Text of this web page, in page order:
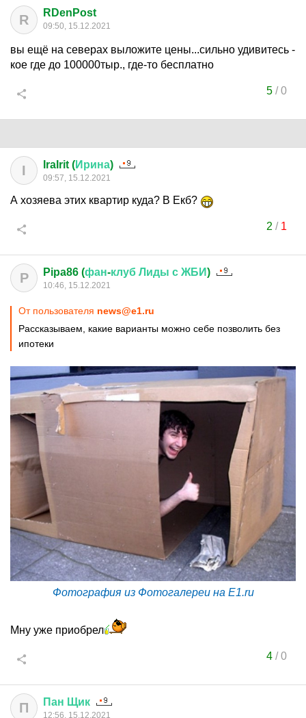
R RDenPost
09:50, 15.12.2021
вы ещё на северах выложите цены...сильно удивитесь -
кое где до 100000тыр., где-то бесплатно
5/0
I IraIrit (Ирина)
09:57, 15.12.2021
А хозяева этих квартир куда? В Екб?
2 / 1
P Pipa86 (фан-клуб Лиды с ЖБИ)
10:46, 15.12.2021
От пользователя news@e1.ru
Рассказываем, какие варианты можно себе позволить без
ипотеки
Фотография из Фотогалереи на E1.ru
Мну уже приобрел
4/0
П Пан Щик
12:56, 15.12.2021